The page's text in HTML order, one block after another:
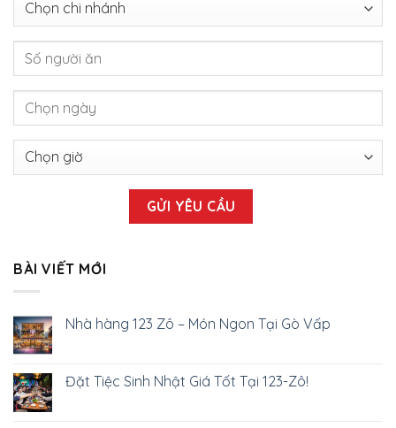
BÀI VIẾT MỚI
Nhà hàng 123 Zô – Món Ngon Tại Gò Vấp
Đặt Tiệc Sinh Nhật Giá Tốt Tại 123-Zô!